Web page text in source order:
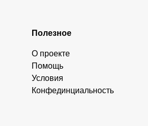
Полезное
О проекте
Помощь
Условия
Конфединциальность